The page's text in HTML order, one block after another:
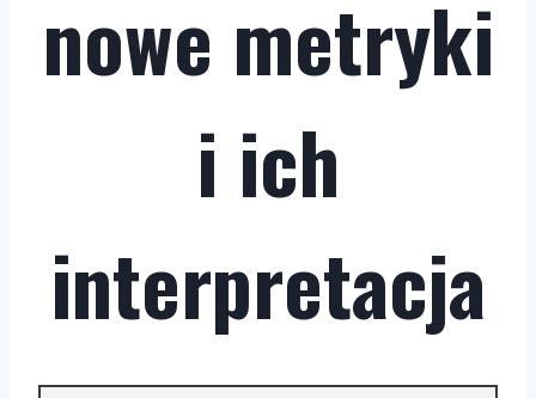
nowe metryki
i ich
interpretacja